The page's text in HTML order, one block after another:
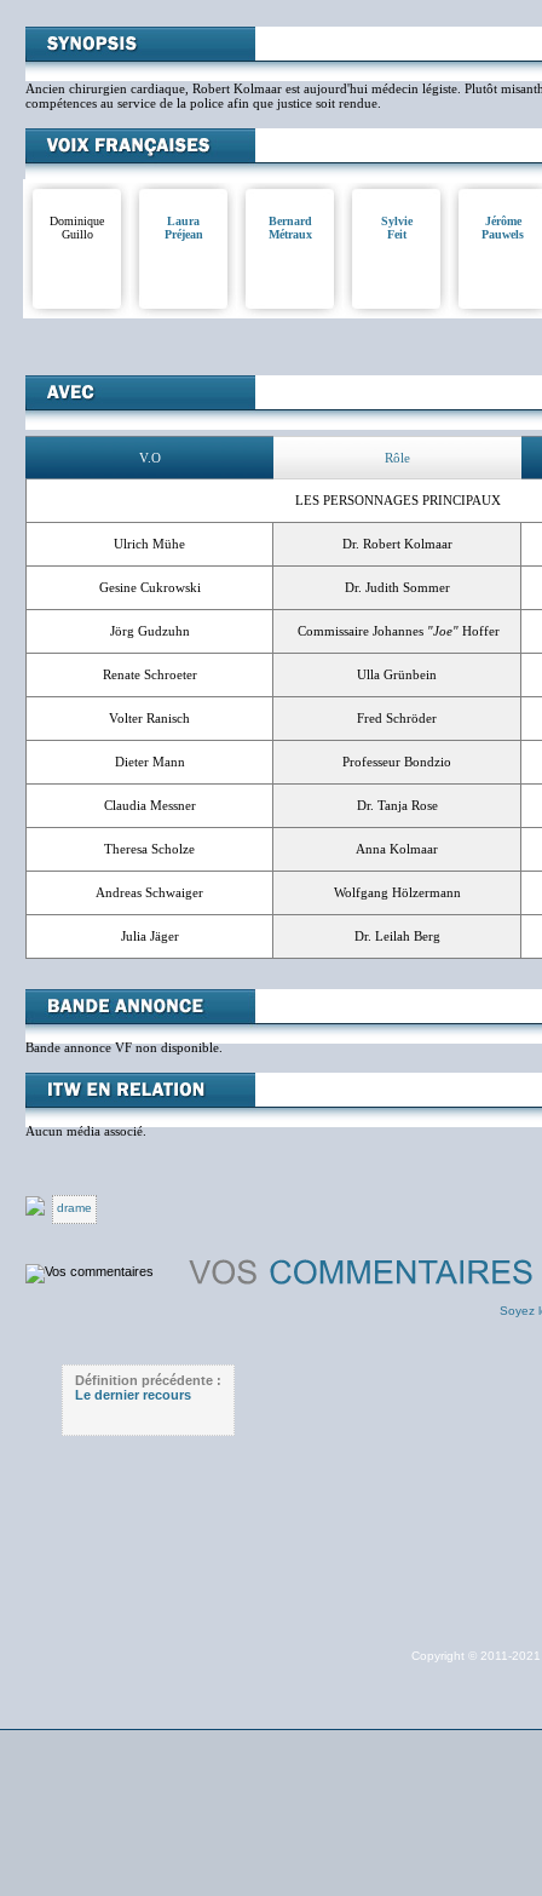
Ancien chirurgien cardiaque, Robert Kolmaar est aujourd'hui médecin légiste. Plutôt
compétences au service de la police afin que justice soit rendue.
Dominique
Guillo
Laura
Préjean
Bernard
Métraux
Sylvie
Feit
Jérôme
Pauwels
V.O Rôle
LES PERSONNAGES PRINCIPAUX
Ulrich Mühe Dr. Robert Kolmaar
Gesine Cukrowski Dr. Judith Sommer
Jörg Gudzuhn Commissaire Johannes "Joe" Hoffer
Renate Schroeter Ulla Grünbein
Volter Ranisch Fred Schröder
Dieter Mann Professeur Bondzio
Claudia Messner Dr. Tanja Rose
Theresa Scholze Anna Kolmaar
Andreas Schwaiger Wolfgang Hölzermann
Julia Jäger Dr. Leilah Berg
Bande annonce VF non disponible.
Aucun média associé.
drame
Soyez
Définition précédente :
Le dernier recours
Copyright © 2011-